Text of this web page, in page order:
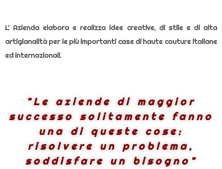
L’ Azienda elabora e realizza idee creative, di stile e di alta
artigianalità per le più importanti case di haute couture italiane
ed internazionali.
"Le aziende di maggior
successo solitamente fanno
una di queste cose:
risolvere un problema,
soddisfare un bisogno"